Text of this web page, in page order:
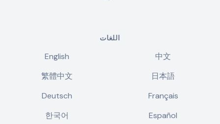
اللغات
English
中文
繁體中文
日本語
Deutsch
Français
한국어
Español